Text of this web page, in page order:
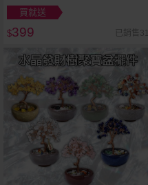
買就送
$399 已銷售31